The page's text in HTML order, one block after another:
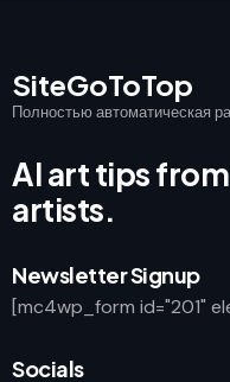
SiteGoToTop
Полностью автоматическая
AI art tips
artists.
Newsletter Signup
[mc4wp_form id="201"
Socials